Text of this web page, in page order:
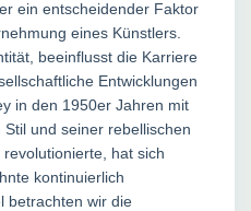
ein entscheidender Faktor
eines Künstlers.
beeinflusst die Karriere
Entwicklungen
in den 1950er Jahren mit
und seiner rebellischen
hat sich
kontinuierlich
betrachten wir die